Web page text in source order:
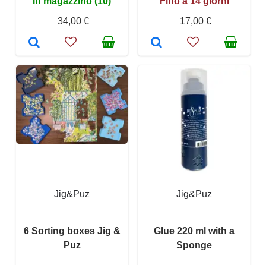
34,00 €
17,00 €
Jig&Puz
6 Sorting boxes Jig &
Puz
Jig&Puz
Glue 220 ml with a
Sponge